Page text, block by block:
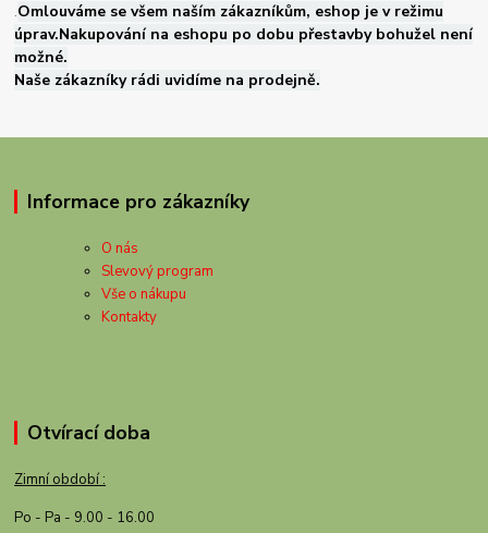
.Omlouváme se všem naším zákazníkům, eshop je v režimu
úprav.Nakupování na eshopu po dobu přestavby bohužel není
možné.
Naše zákazníky rádi uvidíme na prodejně.
Informace pro zákazníky
O nás
Slevový program
Vše o nákupu
Kontakty
Otvírací doba
Zimní období :
Po - Pa - 9.00 - 16.00